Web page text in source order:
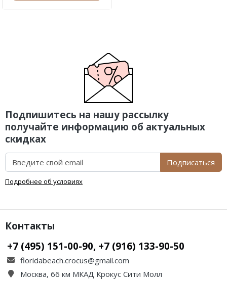
Подпишитесь на нашу рассылку
получайте информацию об актуальных
скидках
Подписаться
Подробнее об условиях
Контакты
+7 (495) 151-00-90, +7 (916) 133-90-50
floridabeach.crocus@gmail.com
Москва, 66 км МКАД Крокус Сити Молл